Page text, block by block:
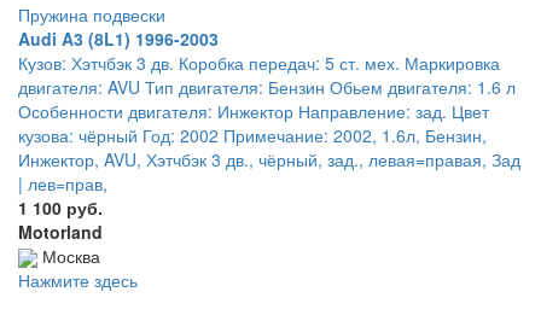
Пружина подвески
Audi A3 (8L1) 1996-2003
Кузов: Хэтчбэк 3 дв. Коробка передач: 5 ст. мех. Маркировка
двигателя: AVU Тип двигателя: Бензин Обьем двигателя: 1.6 л
Особенности двигателя: Инжектор Направление: зад. Цвет
кузова: чёрный Год: 2002 Примечание: 2002, 1.6л, Бензин,
Инжектор, AVU, Хэтчбэк 3 дв., чёрный, зад., левая=правая, Зад
| лев=прав,
1 100 руб.
Motorland
Москва
Нажмите здесь